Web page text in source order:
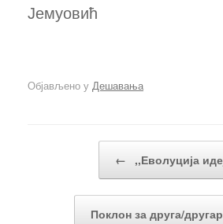
Јемуовић
Објављено у Дешавања
← ,,Еволуција
Поклон за друга/